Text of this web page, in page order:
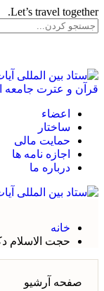
Let’s travel together.
قرآن و عترت جامعه
اعضاء
ساختار
حمایت مالی
اجازه نامه ها
درباره ما
خانه
حجت الاسلام
صفحه آرشیو